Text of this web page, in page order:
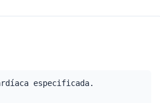
especificada.